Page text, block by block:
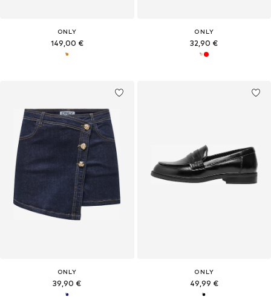
ONLY
149,00 €
ONLY
32,90 €
ONLY
39,90 €
ONLY
49,99 €